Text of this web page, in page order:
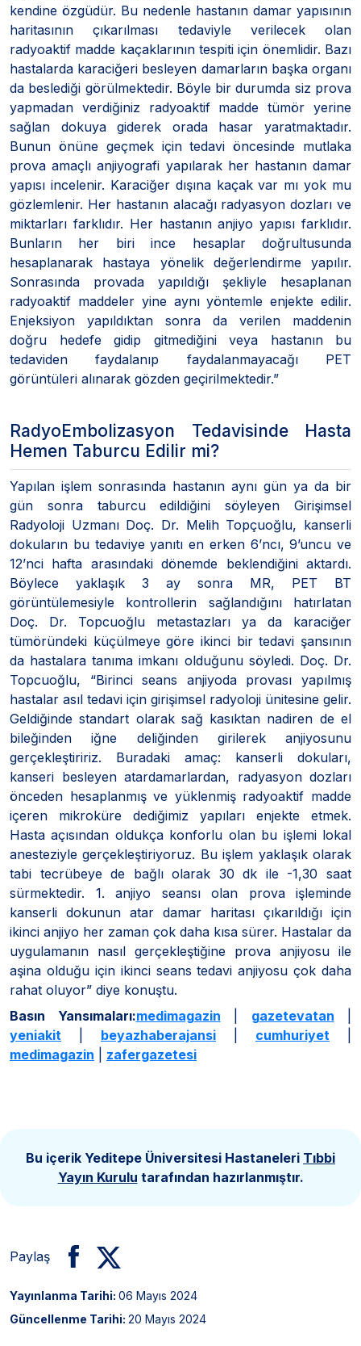
kendine özgüdür. Bu nedenle hastanın damar yapısının
haritasının çıkarılması tedaviyle verilecek olan
radyoaktif madde kaçaklarının tespiti için önemlidir. Bazı
hastalarda karaciğeri besleyen damarların başka organı
da beslediği görülmektedir. Böyle bir durumda siz prova
yapmadan verdiğiniz radyoaktif madde tümör yerine
sağlan dokuya giderek orada hasar yaratmaktadır.
Bunun önüne geçmek için tedavi öncesinde mutlaka
prova amaçlı anjiyografi yapılarak her hastanın damar
yapısı incelenir. Karaciğer dışına kaçak var mı yok mu
gözlemlenir. Her hastanın alacağı radyasyon dozları ve
miktarları farklıdır. Her hastanın anjiyo yapısı farklıdır.
Bunların her biri ince hesaplar doğrultusunda
hesaplanarak hastaya yönelik değerlendirme yapılır.
Sonrasında provada yapıldığı şekliyle hesaplanan
radyoaktif maddeler yine aynı yöntemle enjekte edilir.
Enjeksiyon yapıldıktan sonra da verilen maddenin
doğru hedefe gidip gitmediğini veya hastanın bu
tedaviden faydalanıp faydalanmayacağı PET
görüntüleri alınarak gözden geçirilmektedir.”
RadyoEmbolizasyon Tedavisinde Hasta
Hemen Taburcu Edilir mi?
Yapılan işlem sonrasında hastanın aynı gün ya da bir
gün sonra taburcu edildiğini söyleyen Girişimsel
Radyoloji Uzmanı Doç. Dr. Melih Topçuoğlu, kanserli
dokuların bu tedaviye yanıtı en erken 6’ncı, 9’uncu ve
12’nci hafta arasındaki dönemde beklendiğini aktardı.
Böylece yaklaşık 3 ay sonra MR, PET BT
görüntülemesiyle kontrollerin sağlandığını hatırlatan
Doç. Dr. Topcuoğlu metastazları ya da karaciğer
tümöründeki küçülmeye göre ikinci bir tedavi şansının
da hastalara tanıma imkanı olduğunu söyledi. Doç. Dr.
Topcuoğlu, “Birinci seans anjiyoda provası yapılmış
hastalar asıl tedavi için girişimsel radyoloji ünitesine gelir.
Geldiğinde standart olarak sağ kasıktan nadiren de el
bileğinden iğne deliğinden girilerek anjiyosunu
gerçekleştiririz. Buradaki amaç: kanserli dokuları,
kanseri besleyen atardamarlardan, radyasyon dozları
önceden hesaplanmış ve yüklenmiş radyoaktif madde
içeren mikroküre dediğimiz yapıları enjekte etmek.
Hasta açısından oldukça konforlu olan bu işlemi lokal
anesteziyle gerçekleştiriyoruz. Bu işlem yaklaşık olarak
tabi tecrübeye de bağlı olarak 30 dk ile -1,30 saat
sürmektedir. 1. anjiyo seansı olan prova işleminde
kanserli dokunun atar damar haritası çıkarıldığı için
ikinci anjiyo her zaman çok daha kısa sürer. Hastalar da
uygulamanın nasıl gerçekleştiğine prova anjiyosu ile
aşina olduğu için ikinci seans tedavi anjiyosu çok daha
rahat oluyor” diye konuştu.
Basın Yansımaları:medimagazin gazetevatan
yeniakit
beyazhaberajansi cumhuriyet
medimagazin
zafergazetesi
Bu içerik Yeditepe Üniversitesi Hastaneleri Tıbbi
Yayın Kurulu tarafından hazırlanmıştır.
Paylaş
Yayınlanma Tarihi: 06 Mayıs 2024
Güncellenme Tarihi: 20 Mayıs 2024